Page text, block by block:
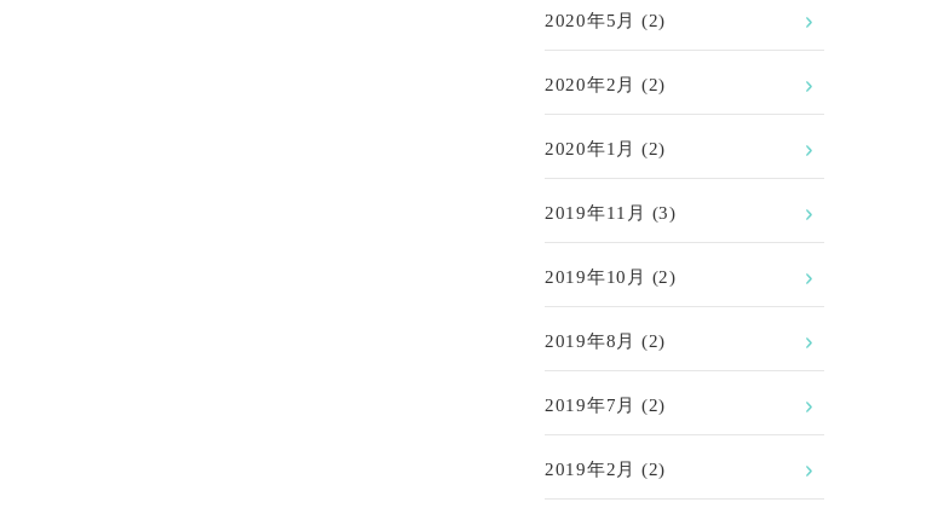
2020年5月 (2)
2020年2月 (2)
2020年1月 (2)
2019年11月 (3)
2019年10月 (2)
2019年8月 (2)
2019年7月 (2)
2019年2月 (2)